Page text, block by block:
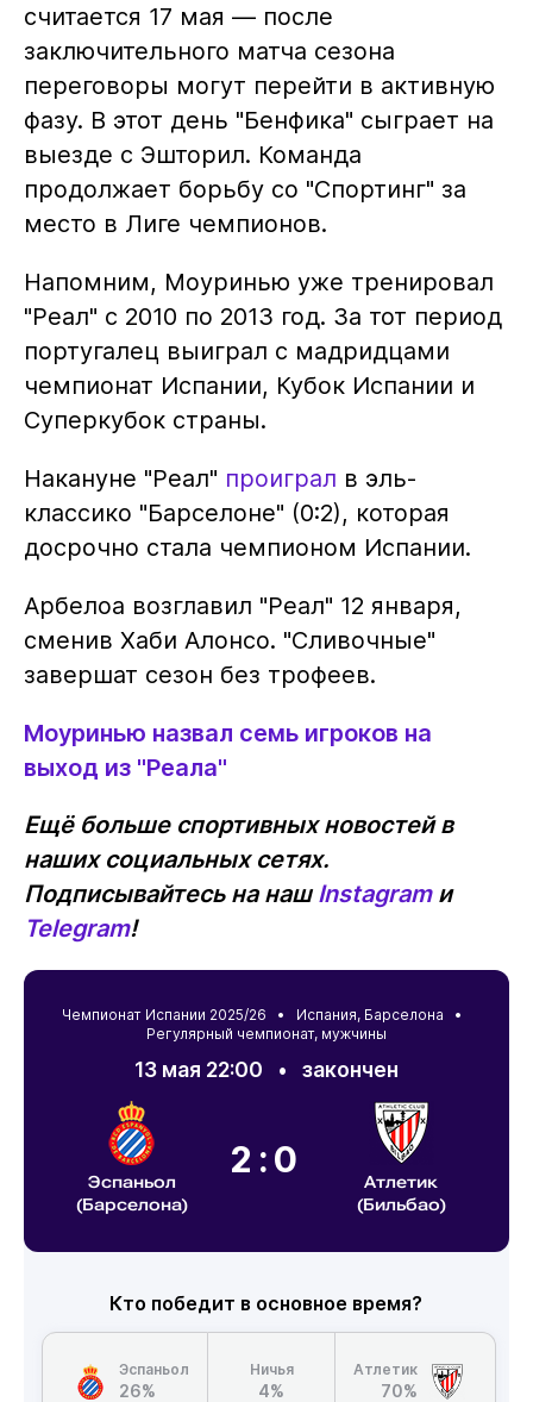
считается 17 мая — после
заключительного матча сезона
переговоры могут перейти в активную
фазу. В этот день "Бенфика" сыграет на
выезде с Эшторил. Команда
продолжает борьбу со "Спортинг" за
место в Лиге чемпионов.
Напомним, Моуринью уже тренировал
"Реал" с 2010 по 2013 год. За тот период
португалец выиграл с мадридцами
чемпионат Испании, Кубок Испании и
Суперкубок страны.
Накануне "Реал" проиграл в эль-
классико "Барселоне" (0:2), которая
досрочно стала чемпионом Испании.
Арбелоа возглавил "Реал" 12 января,
сменив Хаби Алонсо. "Сливочные"
завершат сезон без трофеев.
Моуринью назвал семь игроков на
выход из "Реала"
Ещё больше спортивных новостей в
наших социальных сетях.
Подписывайтесь на нашInstagramи
Telegram!
Чемпионат Испании 2025/26 • Испания, Барселона •
Регулярный чемпионат, мужчины
13 мая 22:00 • закончен
Эспаньол
(Барселона)
2:0
Атлетик
(Бильбао)
Кто победит в основное время?
Эспаньол
26%
Ничья
4%
Атлетик
70%